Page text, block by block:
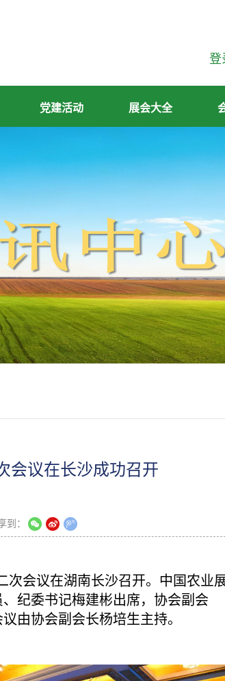
登
党建活动 展会大全
会议在长沙成功召开
到：
次会议在湖南长沙召开。中国农业
纪委书记梅建彬出席，协会副会
由协会副会长杨培生主持。